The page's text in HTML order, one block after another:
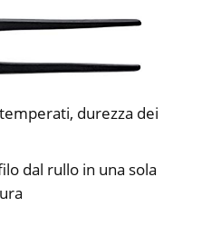
durezza dei
dal rullo in una sola